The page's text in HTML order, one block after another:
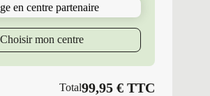
en centre partenaire
Choisir mon centre
Total99,95€ TTC